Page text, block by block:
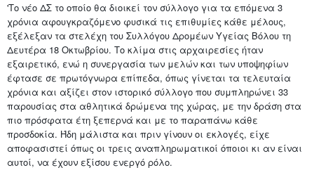
'Το νέο ΔΣ το οποίο θα διοικεί τον σύλλογο για τα επόμενα 3
χρόνια αφουγκραζόμενο φυσικά τις επιθυμίες κάθε μέλους,
εξέλεξαν τα στελέχη του Συλλόγου Δρομέων Υγείας Βόλου τη
Δευτέρα 18 Οκτωβρίου. Το κλίμα στις αρχαιρεσίες ήταν
εξαιρετικό, ενώ η συνεργασία των μελών και των υποψηφίων
έφτασε σε πρωτόγνωρα επίπεδα, όπως γίνεται τα τελευταία
χρόνια και αξίζει στον ιστορικό σύλλογο που συμπληρώνει 33
παρουσίας στα αθλητικά δρώμενα της χώρας, με την δράση στα
πιο πρόσφατα έτη ξεπερνά και με το παραπάνω κάθε
προσδοκία. Ήδη μάλιστα και πριν γίνουν οι εκλογές, είχε
αποφασιστεί όπως οι τρεις αναπληρωματικοί όποιοι κι αν είναι
αυτοί, να έχουν εξίσου ενεργό ρόλο.